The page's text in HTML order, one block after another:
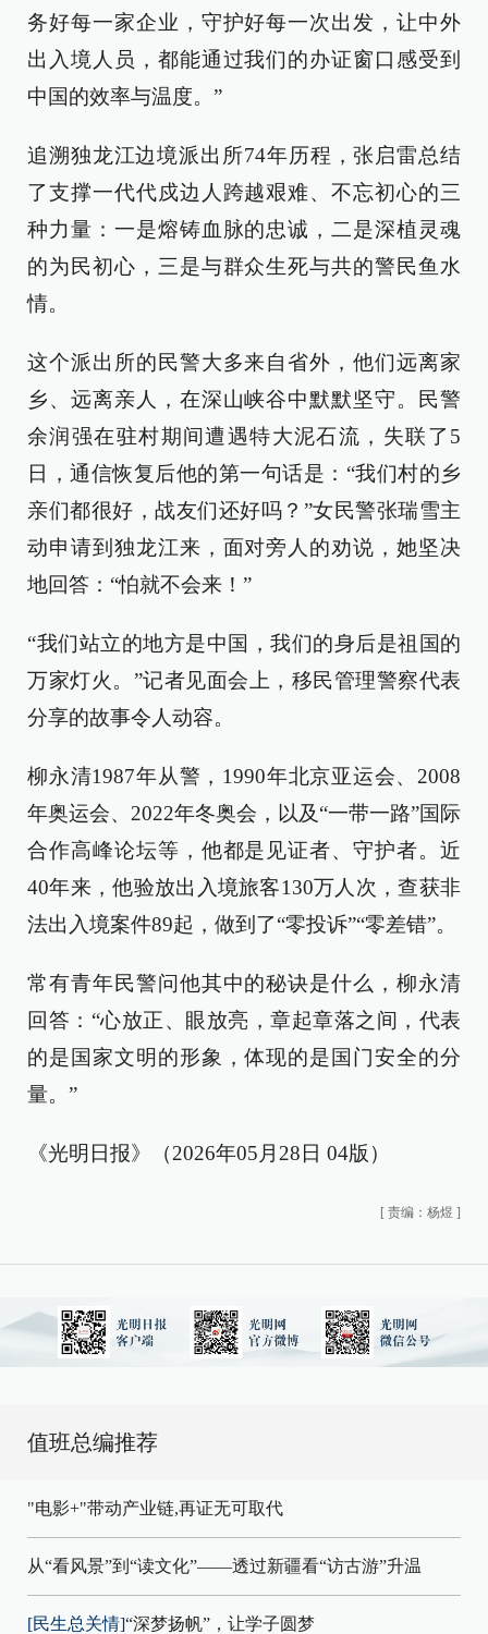
务好每一家企业，守护好每一次出发，让中外
出入境人员，都能通过我们的办证窗口感受到
中国的效率与温度。”
追溯独龙江边境派出所74年历程，张启雷总结
了支撑一代代戍边人跨越艰难、不忘初心的三
种力量：一是熔铸血脉的忠诚，二是深植灵魂
的为民初心，三是与群众生死与共的警民鱼水
情。
这个派出所的民警大多来自省外，他们远离家
乡、远离亲人，在深山峡谷中默默坚守。民警
余润强在驻村期间遭遇特大泥石流，失联了5
日，通信恢复后他的第一句话是：“我们村的乡
亲们都很好，战友们还好吗？”女民警张瑞雪主
动申请到独龙江来，面对旁人的劝说，她坚决
地回答：“怕就不会来！”
“我们站立的地方是中国，我们的身后是祖国的
万家灯火。”记者见面会上，移民管理警察代表
分享的故事令人动容。
柳永清1987年从警，1990年北京亚运会、2008
年奥运会、2022年冬奥会，以及“一带一路”国际
合作高峰论坛等，他都是见证者、守护者。近
40年来，他验放出入境旅客130万人次，查获非
法出入境案件89起，做到了“零投诉”“零差错”。
常有青年民警问他其中的秘诀是什么，柳永清
回答：“心放正、眼放亮，章起章落之间，代表
的是国家文明的形象，体现的是国门安全的分
量。”
《光明日报》（2026年05月28日 04版）
[ 责编：杨煜 ]
值班总编推荐
"电影+"带动产业链,再证无可取代
从“看风景”到“读文化”——透过新疆看“访古游”升温
[民生总关情]“深梦扬帆”，让学子圆梦